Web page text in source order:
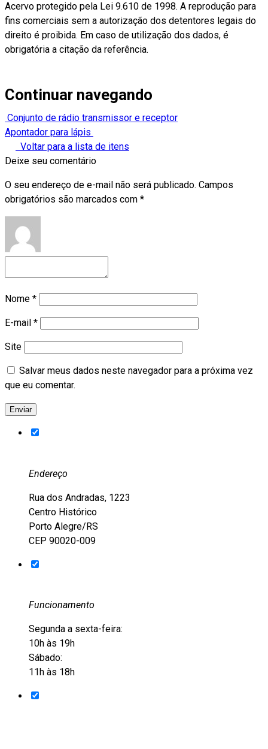
Acervo protegido pela Lei 9.610 de 1998. A reprodução para
fins comerciais sem a autorização dos detentores legais do
direito é proibida. Em caso de utilização dos dados, é
obrigatória a citação da referência.
Continuar navegando
Conjunto de rádio transmissor e receptor
Apontador para lápis
Voltar para a lista de itens
Deixe seu comentário
O seu endereço de e-mail não será publicado. Campos
obrigatórios são marcados com *
Nome *
E-mail *
Site
Salvar meus dados neste navegador para a próxima vez
que eu comentar.
Endereço
Rua dos Andradas, 1223
Centro Histórico
Porto Alegre/RS
CEP 90020-009
Funcionamento
Segunda a sexta-feira:
10h às 19h
Sábado:
11h às 18h